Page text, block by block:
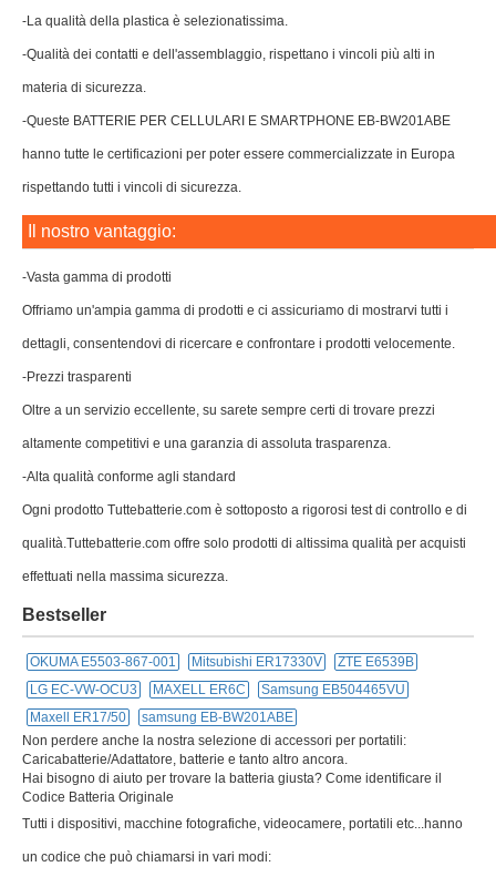
-La qualità della plastica è selezionatissima.
-Qualità dei contatti e dell'assemblaggio, rispettano i vincoli più alti in
materia di sicurezza.
-Queste BATTERIE PER CELLULARI E SMARTPHONE EB-BW201ABE
hanno tutte le certificazioni per poter essere commercializzate in Europa
rispettando tutti i vincoli di sicurezza.
Il nostro vantaggio:
-Vasta gamma di prodotti
Offriamo un'ampia gamma di prodotti e ci assicuriamo di mostrarvi tutti i
dettagli, consentendovi di ricercare e confrontare i prodotti velocemente.
-Prezzi trasparenti
Oltre a un servizio eccellente, su sarete sempre certi di trovare prezzi
altamente competitivi e una garanzia di assoluta trasparenza.
-Alta qualità conforme agli standard
Ogni prodotto Tuttebatterie.com è sottoposto a rigorosi test di controllo e di
qualità.Tuttebatterie.com offre solo prodotti di altissima qualità per acquisti
effettuati nella massima sicurezza.
Bestseller
OKUMA E5503-867-001 Mitsubishi ER17330V
ZTE E6539B
LG EC-VW-OCU3
MAXELL ER6C
Samsung EB504465VU
Maxell ER17/50
samsung EB-BW201ABE
Non perdere anche la nostra selezione di accessori per portatili:
Caricabatterie/Adattatore, batterie e tanto altro ancora.
Hai bisogno di aiuto per trovare la batteria giusta? Come identificare il
Codice Batteria Originale
Tutti i dispositivi, macchine fotografiche, videocamere, portatili etc...hanno
un codice che può chiamarsi in vari modi: